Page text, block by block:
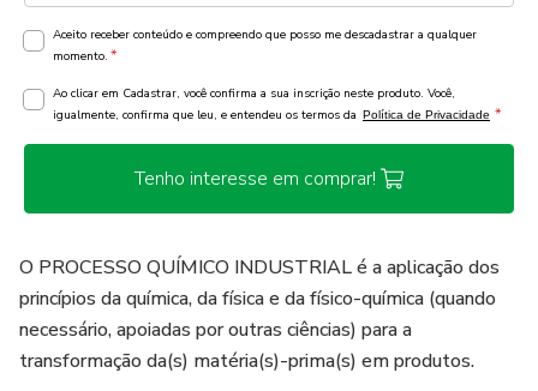
Aceito receber conteúdo e compreendo que posso me descadastrar a qualquer
momento. *
Ao clicar em Cadastrar, você confirma a sua inscrição neste produto. Você,
igualmente, confirma que leu, e entendeu os termos da Política de Privacidade *
Tenho interesse em comprar!
O PROCESSO QUÍMICO INDUSTRIAL é a aplicação dos
princípios da química, da física e da físico-química (quando
necessário, apoiadas por outras ciências) para a
transformação da(s) matéria(s)-prima(s) em produtos.